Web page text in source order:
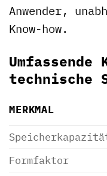
Anwender,
Know-how.
technische
MERKMAL
Formfaktor